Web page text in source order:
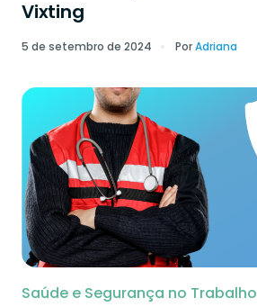
Vixting
5 de setembro de 2024 PorAdriana
Saúde e Segurança no Trabalho